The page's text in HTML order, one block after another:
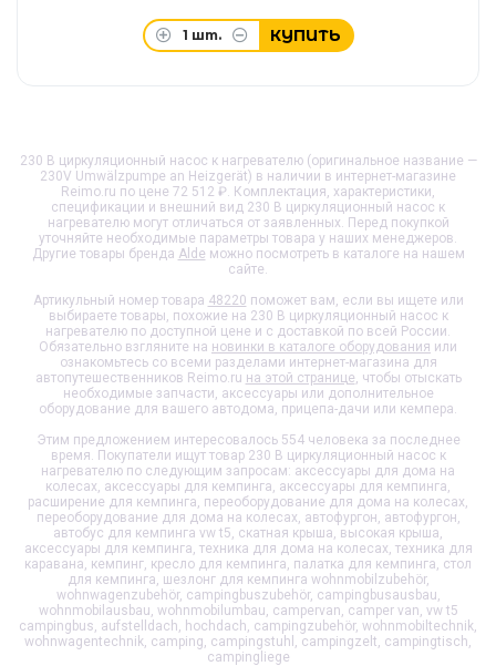
1 шт. КУПИТЬ
230 В циркуляционный насос к нагревателю (оригинальное название —
230V Umwälzpumpe an Heizgerät) в наличии в интернет-магазине
Reimo.ru по цене 72 512 ₽. Комплектация, характеристики,
спецификации и внешний вид 230 В циркуляционный насос к
нагревателюмогут отличаться от заявленных. Перед покупкой
уточняйте необходимые параметры товара у наших менеджеров.
Другие товары бренда Alde можно посмотреть в каталоге на нашем
сайте.
Артикульный номер товара 48220 поможет вам, если вы ищете или
выбираете товары, похожие на 230 В циркуляционный насос к
нагревателю по доступной цене и с доставкой по всей России.
Обязательно взгляните на новинки в каталоге оборудования или
ознакомьтесь со всеми разделами интернет-магазина для
автопутешественников Reimo.ru на этой странице , чтобы отыскать
необходимые запчасти, аксессуары или дополнительное
оборудование для вашего автодома, прицепа-дачи или кемпера.
Этим предложением интересовалось 554 человека за последнее
время. Покупатели ищут товар 230 В циркуляционный насос к
нагревателю по следующим запросам: аксессуары для дома на
колесах, аксессуары для кемпинга, аксессуары для кемпинга,
расширение для кемпинга, переоборудование для дома на колесах,
переоборудование для дома на колесах, автофургон, автофургон,
автобус для кемпинга vw t5, скатная крыша, высокая крыша,
аксессуары для кемпинга, техника для дома на колесах, техника для
каравана, кемпинг, кресло для кемпинга, палатка для кемпинга, стол
для кемпинга, шезлонг для кемпинга wohnmobilzubehör,
wohnwagenzubehör, campingbuszubehör, campingbusausbau,
wohnmobilausbau, wohnmobilumbau, campervan, camper van, vw t5
campingbus, aufstelldach, hochdach, campingzubehör, wohnmobiltechnik,
wohnwagentechnik, camping, campingstuhl, campingzelt, campingtisch,
campingliege